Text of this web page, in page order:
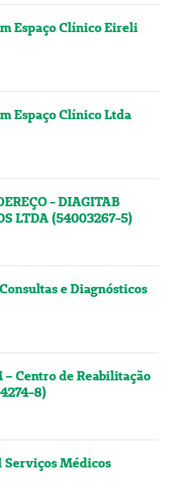
Espaço Clínico Eireli
Espaço Clínico Ltda
- DIAGITAB
LTDA (54003267-5)
e Diagnósticos
– Centro de Reabilitação
8)
Serviços Médicos